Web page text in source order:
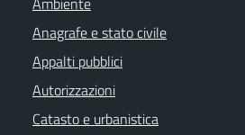
Anagrafe e stato civile
Appalti pubblici
Autorizzazioni
Catasto e urbanistica